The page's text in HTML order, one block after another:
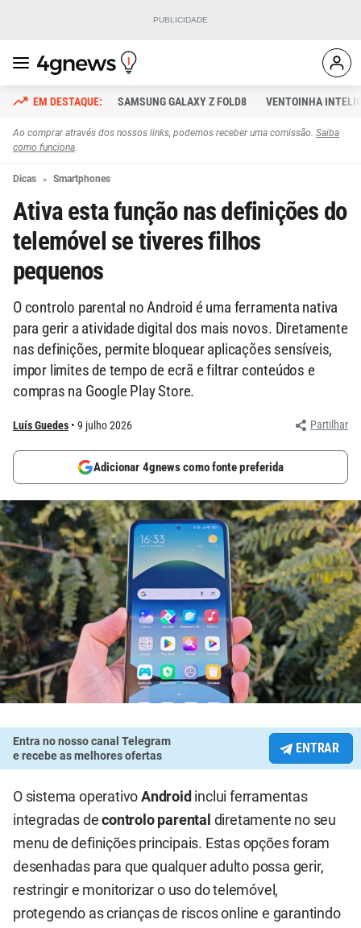
SAMSUNG GALAXY Z FOLD8 VENTOINHA
Ao comprar através dos nossos links, podemos receber uma comissão. Saiba
como funciona.
Dicas Smartphones
Ativa esta função nas definições do
telemóvel se tiveres filhos
pequenos
O controlo parental no Android é uma ferramenta nativa
para gerir a atividade digital dos mais novos. Diretamente
nas definições, permite bloquear aplicações sensíveis,
impor limites de tempo de ecrã e filtrar conteúdos e
compras na Google Play Store.
Luís Guedes 9 julho 2026 Partilhar
Adicionar 4gnews como fonte preferida
Entra no nosso canal Telegram
e recebe as melhores ofertas
ENTRAR
O sistema operativo Android inclui ferramentas
integradas decontrolo parental diretamente no seu
menu de definições principais. Estas opções foram
desenhadas para que qualquer adulto possa gerir,
restringir e monitorizar o uso do telemóvel,
protegendo as crianças de riscos online e garantindo